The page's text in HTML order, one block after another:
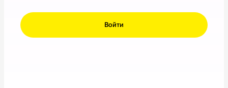
Войти